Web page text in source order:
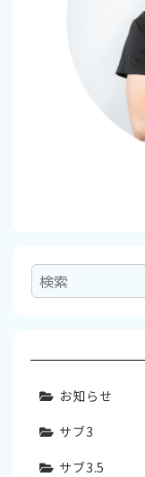
検
索
お知らせ
サブ3
サブ3.5